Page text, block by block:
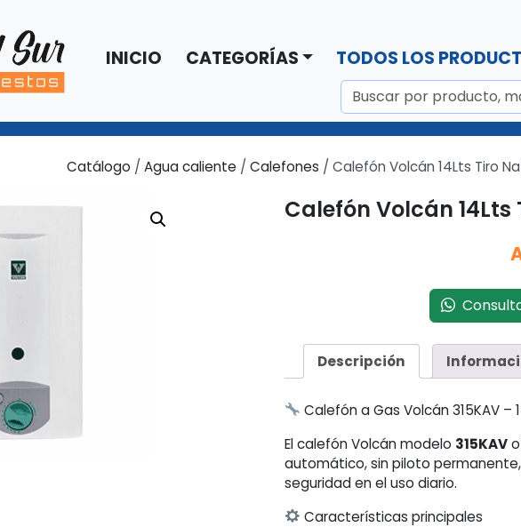
INICIO CATEGORÍAS TODOS LOS
Catálogo / Agua caliente / Calefones / Calefón Volcán 14Lts Tiro
Calefón Volcán 14Lts
Descripción
Calefón a Gas Volcán 315KAV
El calefón Volcán modelo 315KAV
automático, sin piloto
seguridad en el uso diario.
Características principales